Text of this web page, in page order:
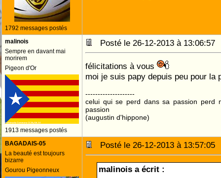
1792 messages postés
malinois
Sempre en davant mai
morirem
Pigeon d'Or
1913 messages postés
Posté le 26-12-2013 à
félicitations à vous
moi je suis papy depuis peu pour la
--------------------
celui qui se perd dans sa passion perd
passion
(augustin d'hippone)
BAGADAIS-05
La beauté est toujours
bizarre
Gourou Pigeonneux
Posté le 26-12-2013 à
malinois a écrit :